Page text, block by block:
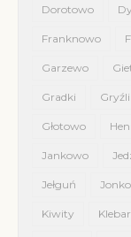
Dorotowo
Franknowo
Garzewo
Gradki
Głotowo
Jankowo
Jełguń
Kiwity